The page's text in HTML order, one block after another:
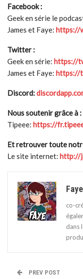
Facebook :
Geek en série le
James et Faye: https://
Twitter :
Geek en série: https://
James et Faye: https://
Discord:
Nous soutenir grâce à :
Tipeee: https://
Et retrouver toute
Le site internet: http://
co-
dans
PREV POST